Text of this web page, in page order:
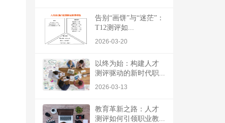
告别“画饼”与“迷茫”：
T12测评如...
2026-03-20
以终为始：构建人才
测评驱动的新时代职...
2026-03-13
教育革新之路：人才
测评如何引领职业教...